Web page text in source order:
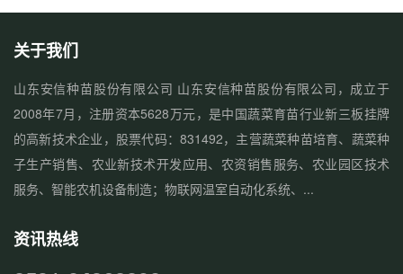
关于我们
山东安信种苗股份有限公司 山东安信种苗股份有限公司，成立于
2008年7月，注册资本5628万元，是中国蔬菜育苗行业新三板挂牌
的高新技术企业，股票代码：831492，主营蔬菜种苗培育、蔬菜种
子生产销售、农业新技术开发应用、农资销售服务、农业园区技术
服务、智能农机设备制造；物联网温室自动化系统、...
资讯热线